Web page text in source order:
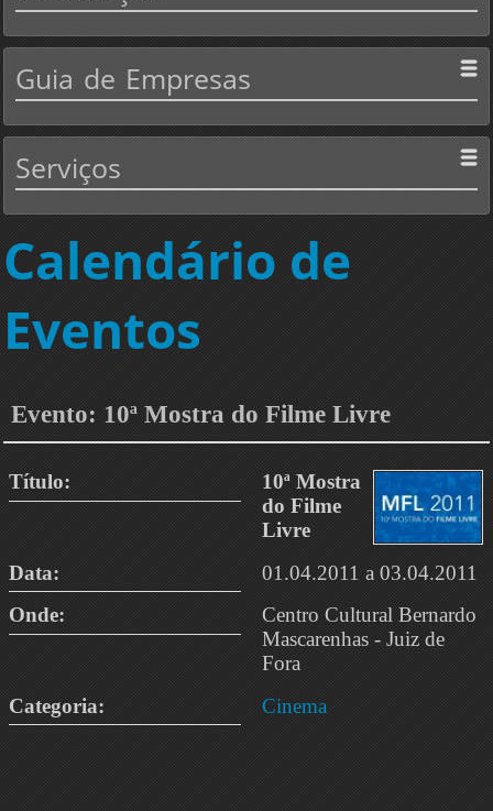
Guia de Empresas
Serviços
Calendário de
Eventos
Evento: 10ª Mostra do Filme Livre
Título:
10ª Mostra
do Filme
Livre
Data:
01.04.2011 a 03.04.2011
Onde:
Centro Cultural Bernardo
Mascarenhas - Juiz de
Fora
Categoria:
Cinema